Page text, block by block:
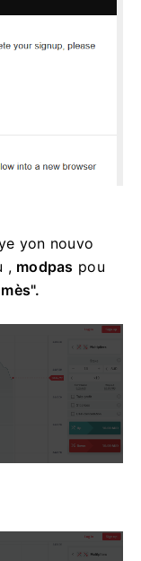
yon nouvo
, modpas pou